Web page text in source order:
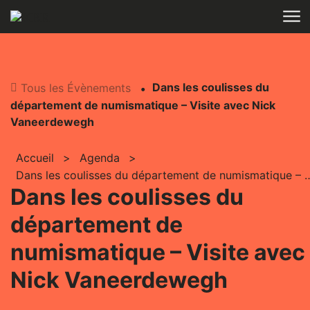
Aller au contenu
Tous les Évènements
Dans les coulisses du
département de numismatique – Visite avec Nick
Vaneerdewegh
Dans les coulisses du
département de
numismatique – Visite avec
Nick Vaneerdewegh
Accueil > Agenda
>
Dans les coulisses du